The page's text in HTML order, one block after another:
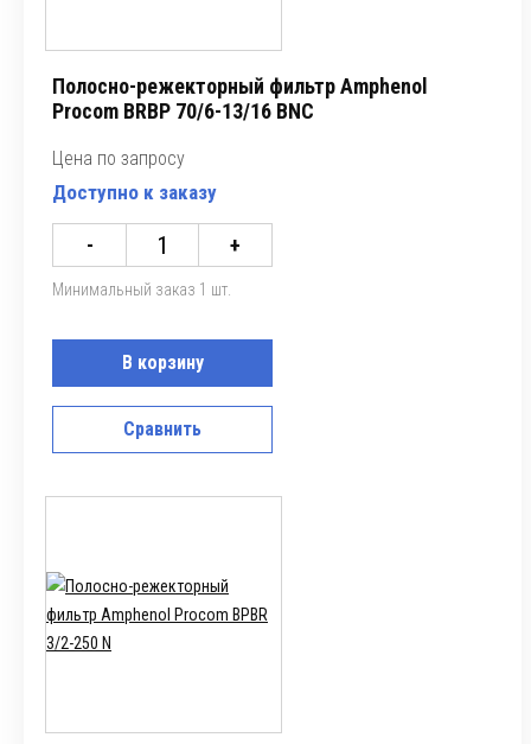
Полосно-режекторный фильтр Amphenol
Procom BRBP 70/6-13/16 BNC
Цена по запросу
Доступно к заказу
- +
Минимальный заказ 1 шт.
В корзину
Сравнить